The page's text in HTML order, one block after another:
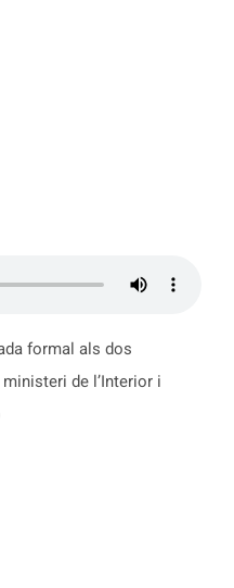
formal als dos
de l’Interior i